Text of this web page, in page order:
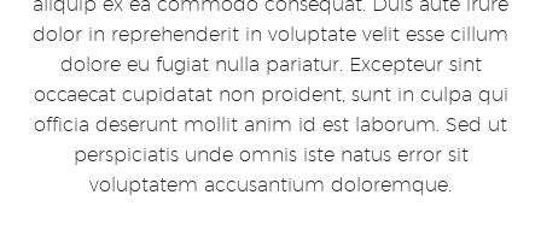
dolor in reprehenderit in voluptate velit esse cillum
dolore eu fugiat nulla pariatur. Excepteur sint
occaecat cupidatat non proident, sunt in culpa qui
officia deserunt mollit anim id est laborum. Sed ut
perspiciatis unde omnis iste natus error sit
voluptatem accusantium doloremque.